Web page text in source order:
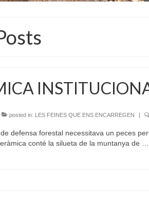
posted in: LES FEINES QUE ENS ENCARREGEN |
defensa forestal necessitava un peces
conté la silueta de la muntanya de …